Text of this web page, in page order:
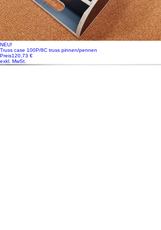
NEU!
Truss case 100P/8C truss pinnen/pennen
Preis120,73 €
exkl. MwSt.